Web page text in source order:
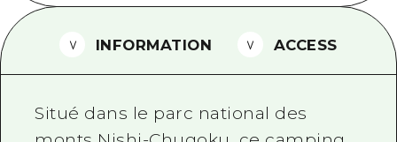
Téléchargement de Photos
INFORMATION ACCESS
Situé dans le parc national des